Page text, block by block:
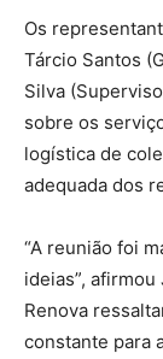
Os
Tárcio Santos
Silva
sobre os
logística de
adequada dos
“A reunião foi
ideias”,
Renova
constante para